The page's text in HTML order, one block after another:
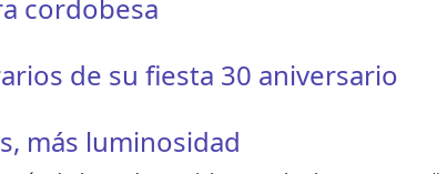
cordobesa
de su fiesta 30 aniversario
más luminosidad